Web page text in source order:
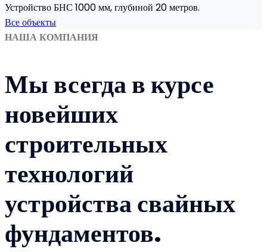
Устройство БНС 1000 мм, глубиной 20 метров.
Все объекты
НАША КОМПАНИЯ
Мы всегда в курсе
новейших
строительных
технологий
устройства свайных
фундаментов.